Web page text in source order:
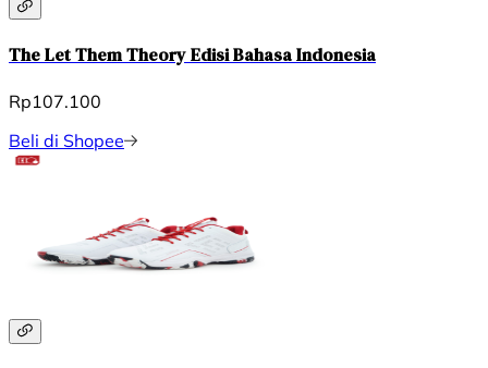
The Let Them Theory Edisi Bahasa Indonesia
Rp107.100
Beli di Shopee